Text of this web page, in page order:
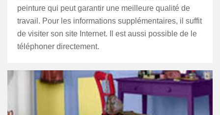
peinture qui peut garantir une meilleure qualité de
travail. Pour les informations supplémentaires, il suffit
de visiter son site Internet. Il est aussi possible de le
téléphoner directement.